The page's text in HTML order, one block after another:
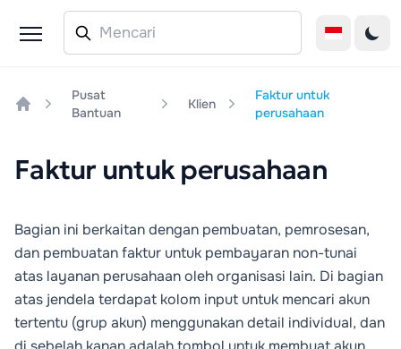
Pusat
Bantuan
Klien
Faktur untuk
perusahaan
Faktur untuk perusahaan
Bagian ini berkaitan dengan pembuatan, pemrosesan,
dan pembuatan faktur untuk pembayaran non-tunai
atas layanan perusahaan oleh organisasi lain. Di bagian
atas jendela terdapat kolom input untuk mencari akun
tertentu (grup akun) menggunakan detail individual, dan